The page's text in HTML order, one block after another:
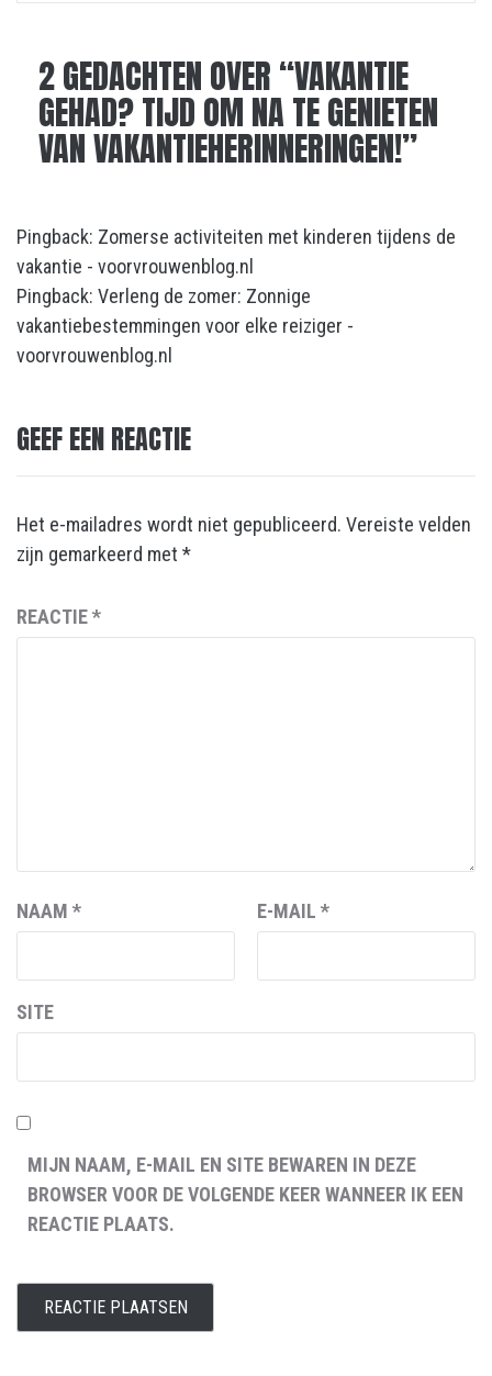
2 GEDACHTEN OVER “VAKANTIE
GEHAD? TIJD OM NA TE GENIETEN
VAN VAKANTIEHERINNERINGEN!”
Pingback: Zomerse activiteiten met kinderen tijdens de
vakantie - voorvrouwenblog.nl
Pingback: Verleng de zomer: Zonnige
vakantiebestemmingen voor elke reiziger -
voorvrouwenblog.nl
GEEF EEN REACTIE
Het e-mailadres wordt niet gepubliceerd. Vereiste velden
zijn gemarkeerd met *
REACTIE*
NAAM * E-MAIL *
SITE
MIJN NAAM, E-MAIL EN SITE BEWAREN IN DEZE
BROWSER VOOR DE VOLGENDE KEER WANNEER IK EEN
REACTIE PLAATS.